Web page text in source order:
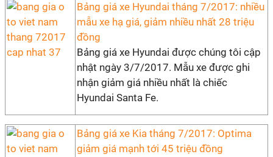
Bảng giá xe Hyundai tháng 7/2017: nhiều
mẫu xe hạ giá, giảm nhiều nhất 28 triệu
đồng
Bảng giá xe Hyundai được chúng tôi cập
nhật ngày 3/7/2017. Mẫu xe được ghi
nhận giảm giá nhiều nhất là chiếc
Hyundai Santa Fe.
Bảng giá xe Kia tháng 7/2017: Optima
giảm giá mạnh tới 45 triệu đồng